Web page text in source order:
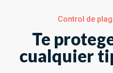
Control de
Te
cualquier